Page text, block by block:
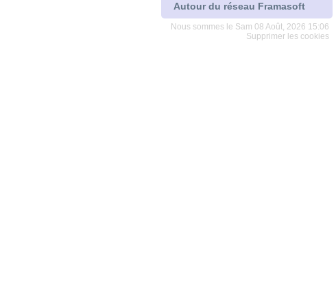
Autour du réseau Framasoft
Nous sommes le Sam 08 Août, 2026 15:06
Supprimer les cookies